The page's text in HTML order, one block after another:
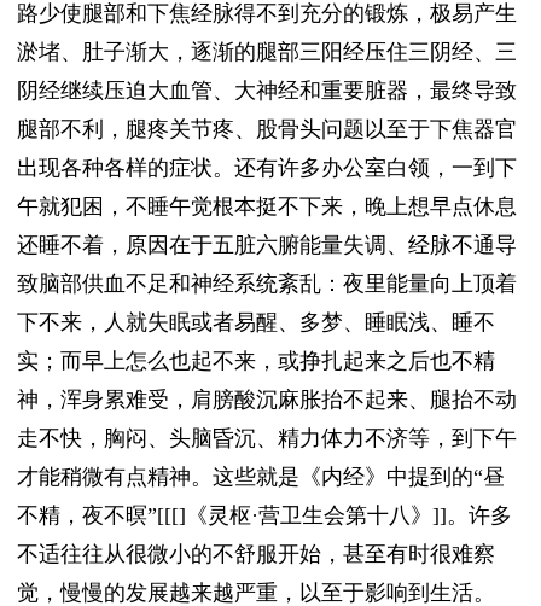
路少使腿部和下焦经脉得不到充分的锻炼，极易产生
淤堵、肚子渐大，逐渐的腿部三阳经压住三阴经、三
阴经继续压迫大血管、大神经和重要脏器，最终导致
腿部不利，腿疼关节疼、股骨头问题以至于下焦器官
出现各种各样的症状。还有许多办公室白领，一到下
午就犯困，不睡午觉根本挺不下来，晚上想早点休息
还睡不着，原因在于五脏六腑能量失调、经脉不通导
致脑部供血不足和神经系统紊乱：夜里能量向上顶着
下不来，人就失眠或者易醒、多梦、睡眠浅、睡不
实；而早上怎么也起不来，或挣扎起来之后也不精
神，浑身累难受，肩膀酸沉麻胀抬不起来、腿抬不动
走不快，胸闷、头脑昏沉、精力体力不济等，到下午
才能稍微有点精神。这些就是《内经》中提到的“昼
不精，夜不暝”[[[]《灵枢·营卫生会第十八》]]。许多
不适往往从很微小的不舒服开始，甚至有时很难察
觉，慢慢的发展越来越严重，以至于影响到生活。